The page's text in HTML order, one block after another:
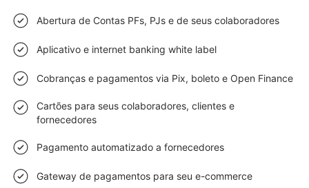
Abertura de Contas PFs, PJs e de seus colaboradores
Aplicativo e internet banking white label
Cobranças e pagamentos via Pix, boleto e Open Finance
Cartões para seus colaboradores, clientes e
fornecedores
Pagamento automatizado a fornecedores
Gateway de pagamentos para seu e-commerce